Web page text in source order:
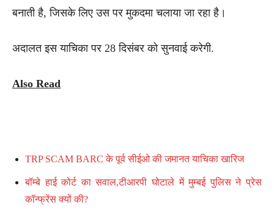
बनाती है, जिसके लिए उस पर मुकदमा चलाया जा रहा है।
अदालत इस याचिका पर 28 दिसंबर को सुनवाई करेगी.
Also Read
TRP SCAM BARC के पूर्व सीईओ की जमानत याचिका खारिज
बॉम्बे हाई कोर्ट का सवाल,टीआरपी घोटाले में मुम्बई पुलिस ने प्रेस
कॉन्फ्रेंस क्यों की?